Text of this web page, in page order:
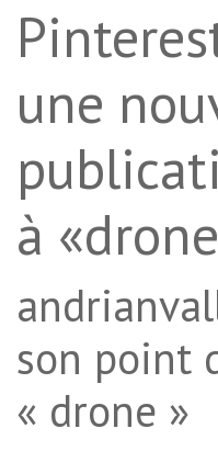
une
à
son point
« drone »